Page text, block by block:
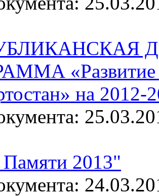
«Развитие
на 2012-
Памяти 2013"